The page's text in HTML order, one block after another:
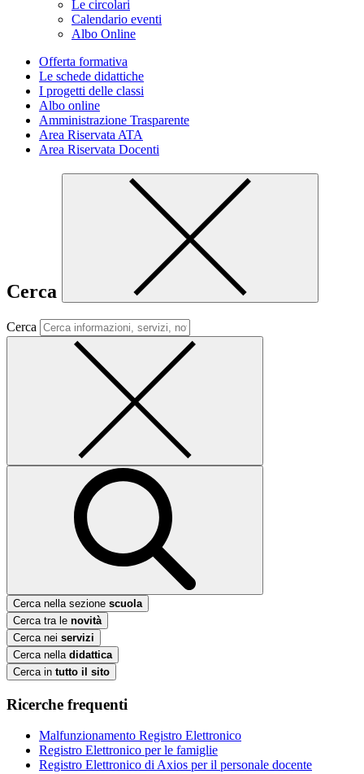
Le circolari
Calendario eventi
Albo Online
Offerta formativa
Le schede didattiche
I progetti delle classi
Albo online
Amministrazione Trasparente
Area Riservata ATA
Area Riservata Docenti
Cerca
Cerca
Cerca nella sezione scuola
Cerca tra le novità
Cerca nei servizi
Cerca nella didattica
Cerca in tutto il sito
Ricerche frequenti
Malfunzionamento Registro Elettronico
Registro Elettronico per le famiglie
Registro Elettronico di Axios per il personale docente